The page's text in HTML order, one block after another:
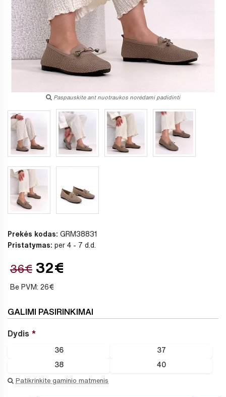
Paspauskite ant nuotraukos norėdami padidinti
Prekės kodas: GRM38831
Pristatymas: per 4 - 7 d.d.
36€ 32€
Be PVM: 26€
GALIMI PASIRINKIMAI
Dydis
36 37
38 40
Patikrinkite gaminio matmenis